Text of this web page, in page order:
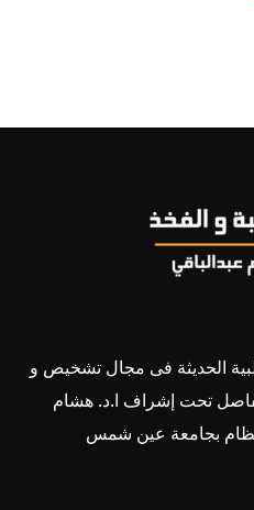
الحديثة فى مجال تشخيص و
تحت إشراف ا.د. هشام
بجامعة عين شمس